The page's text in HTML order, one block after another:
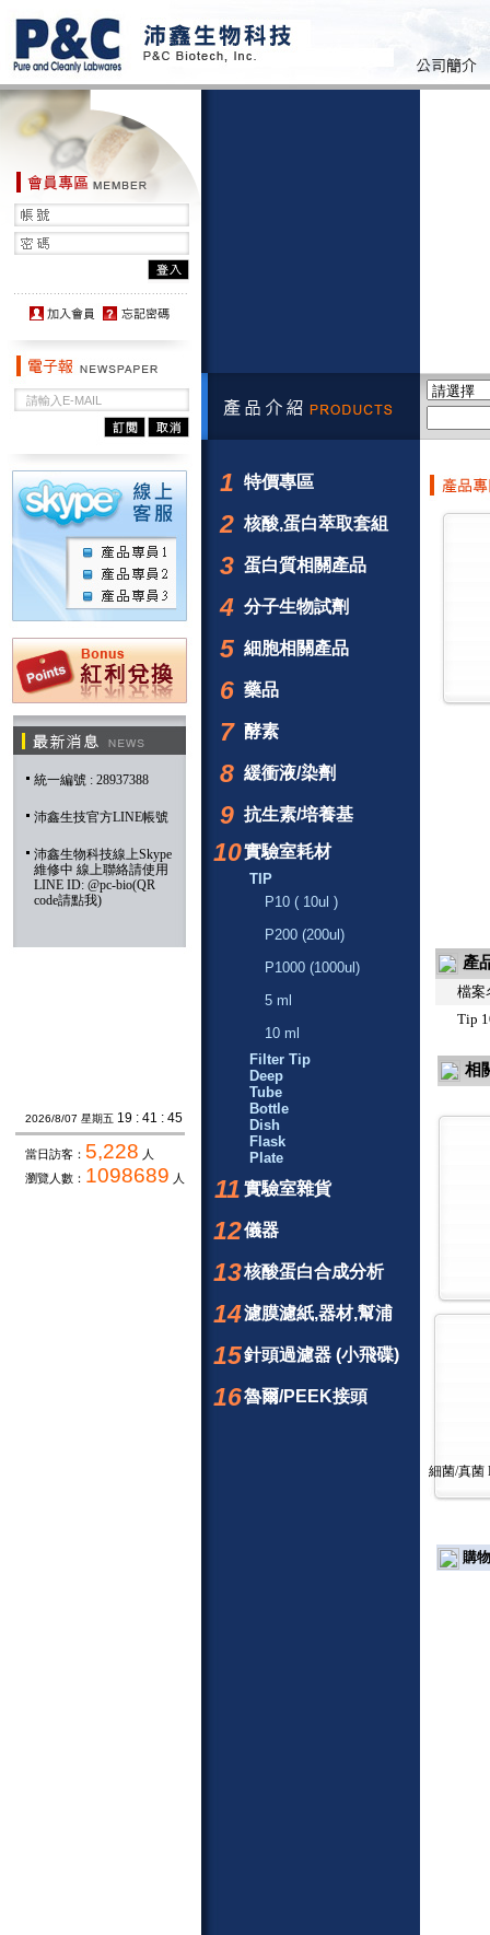
統一編號 : 28937388
沛鑫生技官方LINE帳號
沛鑫生物科技線上Skype
維修中 線上聯絡請使用
LINE ID: @pc-bio(QR
code請點我)
2026/8/07 星期五 19 : 41 : 45
當日訪客： 5,228 人
瀏覽人數： 1098689 人
1 特價專區
2 核酸,蛋白萃取套組
3 蛋白質相關產品
4 分子生物試劑
5 細胞相關產品
6 藥品
7 酵素
8 緩衝液/染劑
9 抗生素/培養基
10實驗室耗材
TIP
P10 ( 10ul )
P200 (200ul)
P1000 (1000ul)
5 ml
10 ml
Filter Tip
Deep
Tube
Bottle
Dish
Flask
Plate
11 實驗室雜貨
12儀器
13核酸蛋白合成分析
14濾膜濾紙,器材,幫浦
15針頭過濾器 (小飛碟)
16魯爾/PEEK接頭
產
檔案
Tip
相
細菌/真菌
購